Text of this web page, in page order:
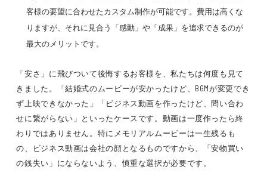
客様の要望に合わせたカスタム制作が可能です。費用は高くな
りますが、それに見合う「感動」や「成果」を追求できるのが
最大のメリットです。
「安さ」に飛びついて後悔するお客様を、私たちは何度も見て
きました。「結婚式のムービーが安かったけど、BGMが変更でき
ず上映できなかった」「ビジネス動画を作ったけど、問い合わ
せに繋がらない」といったケースです。動画は一度作ったら終
わりではありません。特にメモリアルムービーは一生残るも
の、ビジネス動画は会社の顔となるものですから、「安物買い
の銭失い」にならないよう、慎重な選択が必要です。